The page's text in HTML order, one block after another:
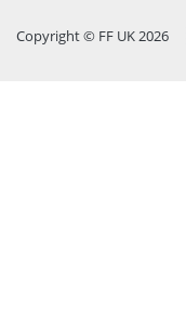
Copyright © FF UK 2026